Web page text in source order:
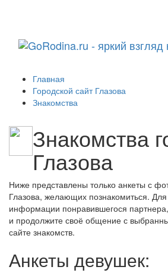
Главная
Городской сайт Глазова
Знакомства
Знакомства
Глазова
Ниже представлены только анкеты с
Глазова, желающих познакомиться.
информации понравившегося
и продолжите своё общение с
сайте знакомств.
Анкеты девушек: